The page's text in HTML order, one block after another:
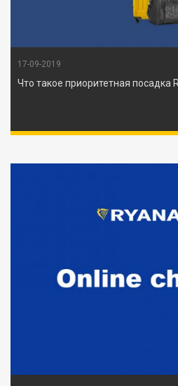
17-09-2019
Что такое приоритетная посадка